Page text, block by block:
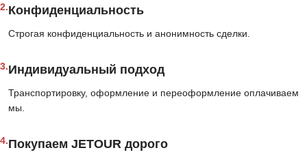
2.Конфиденциальность
Строгая конфиденциальность и анонимность сделки.
3.Индивидуальный подход
Транспортировку, оформление и переоформление оплачиваем
мы.
4.Покупаем JETOUR дорого